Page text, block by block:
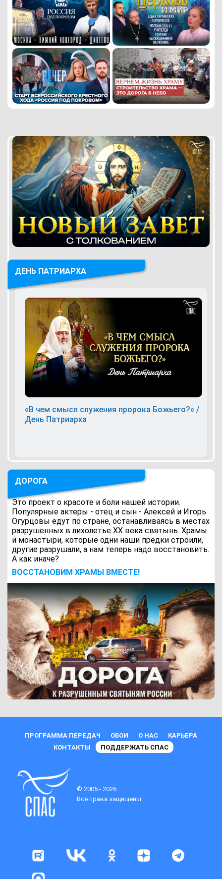
ДЕНЬ ПАТРИАРХА
«В чем смысл служения пророка Божьего?» /
День Патриарха
ДОРОГА
Это проект о красоте и боли нашей истории.
Популярные актеры - отец и сын - Алексей и Игорь
Огурцовы едут по стране, останавливаясь в местах
разрушенных в лихолетье ХХ века святынь. Храмы
и монастыри, которые одни наши предки строили,
другие разрушали, а нам теперь надо восстановить.
А как иначе?
ВОCСТАНОВИМ ХРАМЫ ВМЕСТЕ!
ПРОГРАММА ПЕРЕДАЧ ОБОИ О НАС
КАРЬЕРА
КОНТАКТЫ
ПОДДЕРЖАТЬ СПАС
© 2005 - 2026
Все права защищены